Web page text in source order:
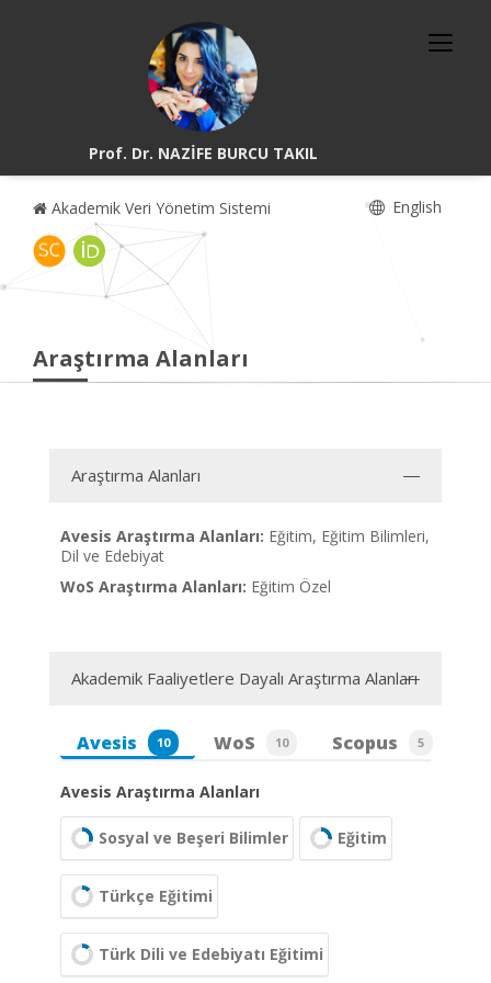
Prof. Dr. NAZİFE BURCU TAKIL
Akademik Veri Yönetim Sistemi English
Araştırma Alanları
Araştırma Alanları
Avesis Araştırma Alanları: Eğitim, Eğitim Bilimleri,
Dil ve Edebiyat
WoS Araştırma Alanları: Eğitim Özel
Akademik Faaliyetlere Dayalı Araştırma Alanları
Avesis 10 WoS 10 Scopus 5
Avesis Araştırma Alanları
Sosyal ve Beşeri Bilimler Eğitim
Türkçe Eğitimi
Türk Dili ve Edebiyatı Eğitimi